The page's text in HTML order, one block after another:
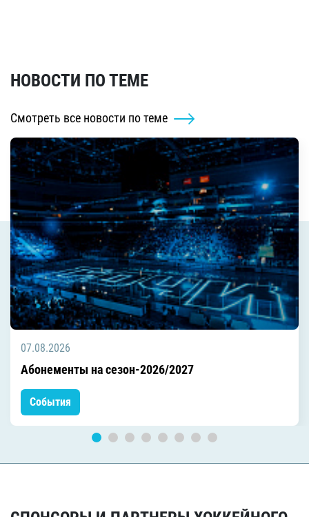
НОВОСТИ ПО ТЕМЕ
Смотреть все новости по теме
07.08.2026
Абонементы на сезон-2026/2027
События